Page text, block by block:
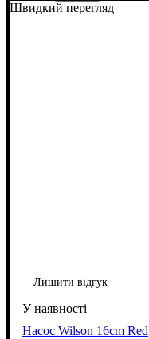
Швидкий перегляд
Лишити відгук
Насос Wilson 16cm Red